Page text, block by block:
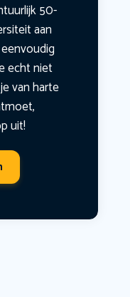
50-
aan
echt niet
van harte
uit!